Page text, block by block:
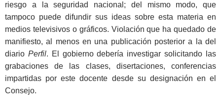
riesgo a la seguridad nacional; del mismo modo, que
tampoco puede difundir sus ideas sobre esta materia en
medios televisivos o gráficos. Violación que ha quedado de
manifiesto, al menos en una publicación posterior a la del
diario Perfil. El gobierno debería investigar solicitando las
grabaciones de las clases, disertaciones, conferencias
impartidas por este docente desde su designación en el
Consejo.